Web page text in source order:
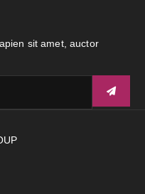
sit amet, auctor